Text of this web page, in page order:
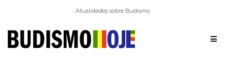
Atualidades sobre Budismo